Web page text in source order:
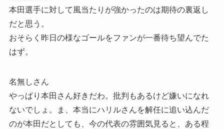
本田選手に対して風当たりが強かったのは期待の裏返し
だと思う。
おそらく昨日の様なゴールをファンが一番待ち望んでた
はず。
名無しさん
やっぱり本田さん好きだわ。批判もあるけど嫌いになれ
ないでしょ。ま、本当にハリルさんを解任に追い込んだ
のが本田だとしても、今の代表の雰囲気見ると、ある程